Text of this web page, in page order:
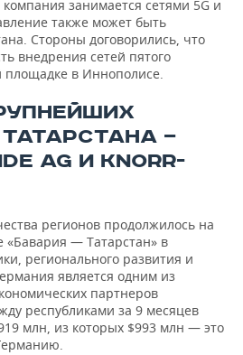
занимается сетями 5G и
также может быть
Стороны договорились, что
внедрения сетей пятого
площадке в Иннополисе.
—
AG И KNORR-
регионов продолжилось на
«Бавария — Татарстан» в
регионального развития и
является одним из
партнеров
республиками за 9 месяцев
млн, из которых $993 млн — это